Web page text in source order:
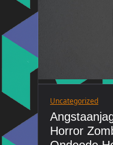
Uncategorized
Horror